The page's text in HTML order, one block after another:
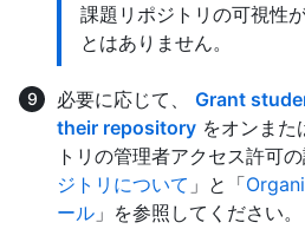
課題リポジトリの可視性
とはありません。
必要に応じて、 Grant
their repository をオンまた
トリの管理者アクセス許可
ジトリについて 」と「
ール 」を参照してください。